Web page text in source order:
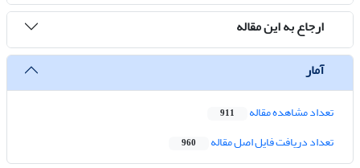
ارجاع به این مقاله
آمار
تعداد مشاهده مقاله 911
تعداد دریافت فایل اصل مقاله 960